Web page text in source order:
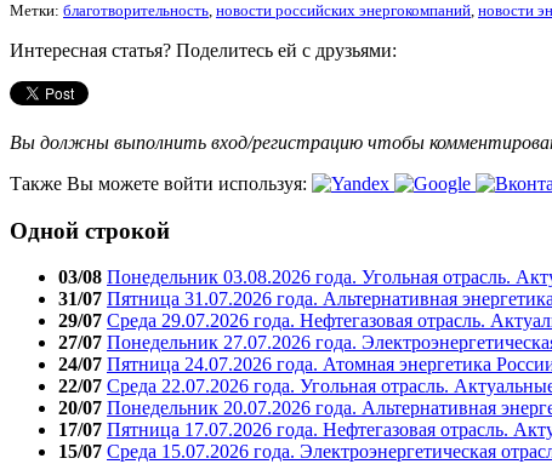
Метки: благотворительность, новости российских энергокомпаний, новости
Интересная статья? Поделитесь ей с друзьями:
Вы должны выполнить вход/регистрацию чтобы
Также Вы можете войти используя:
Одной строкой
03/08 Понедельник 03.08.2026 года. Угольная отрасль.
31/07 Пятница 31.07.2026 года. Альтернативная
29/07 Среда 29.07.2026 года. Нефтегазовая отрасль.
27/07 Понедельник 27.07.2026 года.
24/07 Пятница 24.07.2026 года. Атомная энергетика
22/07 Среда 22.07.2026 года. Угольная отрасль.
20/07 Понедельник 20.07.2026 года. Альтернативная
17/07 Пятница 17.07.2026 года. Нефтегазовая отрасль.
15/07 Среда 15.07.2026 года. Электроэнергетическая